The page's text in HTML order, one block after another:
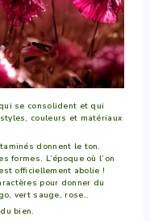
se consolident et qui
couleurs et matériaux
donnent le ton.
formes. L’époque où l’on
officiellement abolie !
pour donner du
vert sauge, rose…
bien.